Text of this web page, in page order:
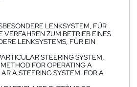
LENKSYSTEM, FÜR
VERFAHREN ZUM BETRIEB EINES
LENKSYSTEMS, FÜR EIN
STEERING SYSTEM,
FOR OPERATING A
A STEERING SYSTEM, FOR A